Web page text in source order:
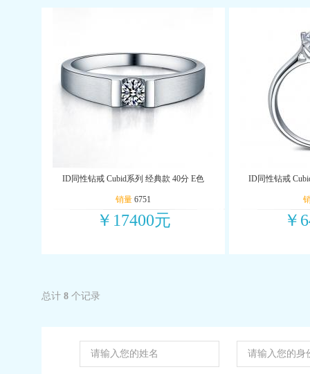
ID同性钻戒 Cubid系列 经典款 40分 E色
销量 6751
￥17400元
ID同性钻戒
￥
总计 8 个记录